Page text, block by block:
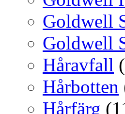
Goldwell
Goldwell
Håravfall
Hårbotten
Hårfärg